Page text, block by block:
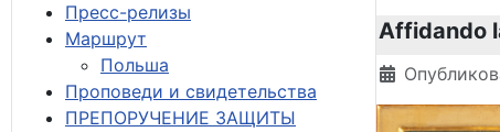
Пресс-релизы
Маршрут
Польша
Проповеди и свидетельства
ПРЕПОРУЧЕНИЕ ЗАЩИТЫ
Affidando
Информация